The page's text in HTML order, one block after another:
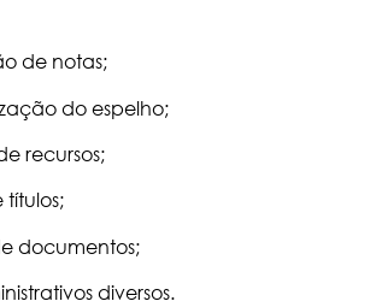
de notas;
do espelho;
recursos;
títulos;
documentos;
diversos.